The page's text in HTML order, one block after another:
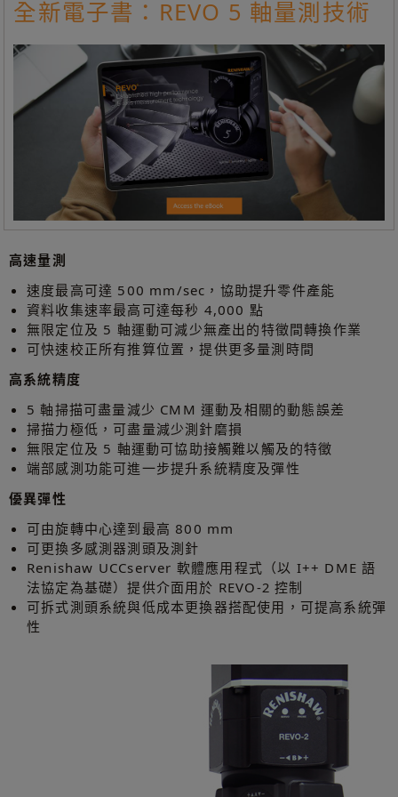
全新電子書：REVO 5 軸量測技術
高速量測
速度最高可達 500 mm/sec，協助提升零件產能
資料收集速率最高可達每秒 4,000 點
無限定位及 5 軸運動可減少無產出的特徵間轉換作業
可快速校正所有推算位置，提供更多量測時間
高系統精度
5 軸掃描可盡量減少 CMM 運動及相關的動態誤差
掃描力極低，可盡量減少測針磨損
無限定位及 5 軸運動可協助接觸難以觸及的特徵
端部感測功能可進一步提升系統精度及彈性
優異彈性
可由旋轉中心達到最高 800 mm
可更換多感測器測頭及測針
Renishaw UCCserver 軟體應用程式（以 I++ DME 語
法協定為基礎）提供介面用於 REVO-2 控制
可拆式測頭系統與低成本更換器搭配使用，可提高系統彈
性